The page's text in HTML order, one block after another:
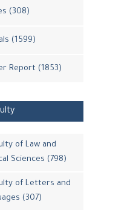
(308)
(1599)
Report (1853)
of Law and
Sciences (798)
of Letters and
(307)